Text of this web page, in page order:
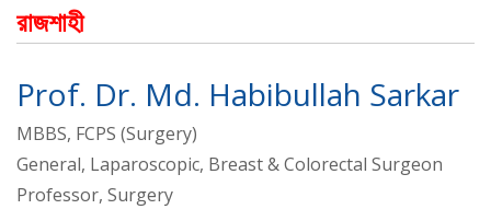
রাজশাহী
Prof. Dr. Md. Habibullah Sarkar
MBBS, FCPS (Surgery)
General, Laparoscopic, Breast & Colorectal Surgeon
Professor, Surgery